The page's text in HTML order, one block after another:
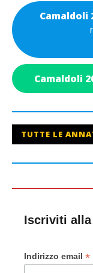
Camaldoli
Camaldoli
TUTTE LE
Iscriviti alla
Indirizzo email *